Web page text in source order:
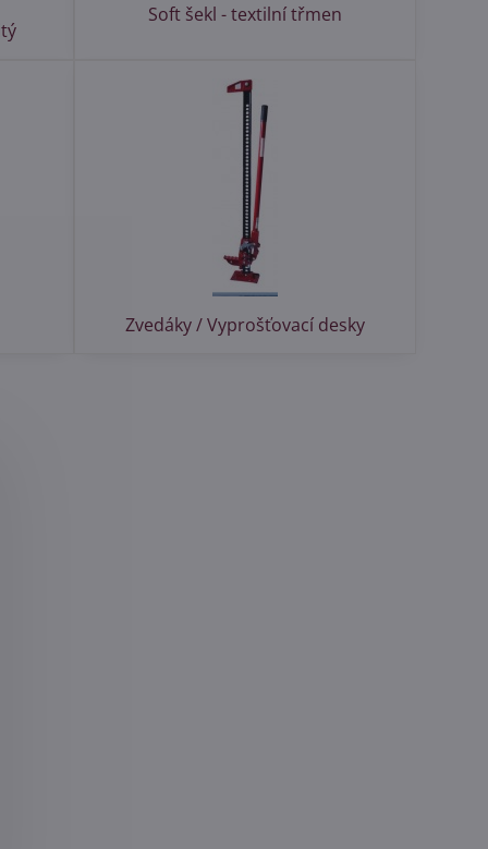
Soft šekl - textilní třmen
Zvedáky / Vyprošťovací desky